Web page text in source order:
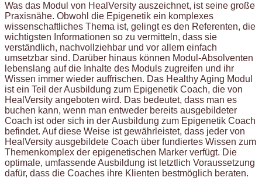
Was das Modul von HealVersity auszeichnet, ist seine große
Praxisnähe. Obwohl die Epigenetik ein komplexes
wissenschaftliches Thema ist, gelingt es den Referenten, die
wichtigsten Informationen so zu vermitteln, dass sie
verständlich, nachvollziehbar und vor allem einfach
umsetzbar sind. Darüber hinaus können Modul-Absolventen
lebenslang auf die Inhalte des Moduls zugreifen und ihr
Wissen immer wieder auffrischen. Das Healthy Aging Modul
ist ein Teil der Ausbildung zum Epigenetik Coach, die von
HealVersity angeboten wird. Das bedeutet, dass man es
buchen kann, wenn man entweder bereits ausgebildeter
Coach ist oder sich in der Ausbildung zum Epigenetik Coach
befindet. Auf diese Weise ist gewährleistet, dass jeder von
HealVersity ausgebildete Coach über fundiertes Wissen zum
Themenkomplex der epigenetischen Marker verfügt. Die
optimale, umfassende Ausbildung ist letztlich Voraussetzung
dafür, dass die Coaches ihre Klienten bestmöglich beraten.